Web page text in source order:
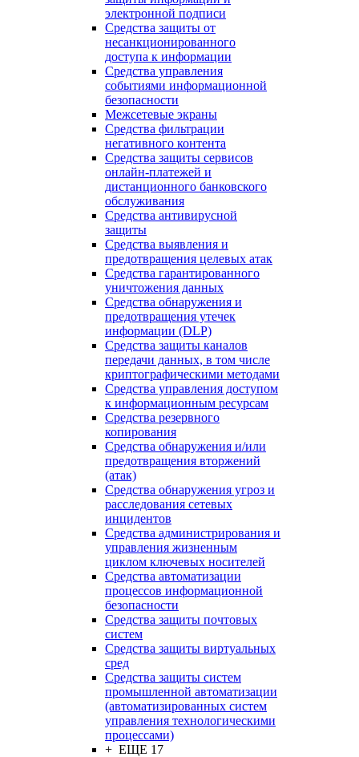
электронной подписи
Средства защиты от
несанкционированного
доступа к информации
Средства управления
событиями информационной
безопасности
Межсетевые экраны
Средства фильтрации
негативного контента
Средства защиты сервисов
онлайн-платежей и
дистанционного банковского
обслуживания
Средства антивирусной
защиты
Средства выявления и
предотвращения целевых атак
Средства гарантированного
уничтожения данных
Средства обнаружения и
предотвращения утечек
информации (DLP)
Средства защиты каналов
передачи данных, в том числе
криптографическими методами
Средства управления доступом
к информационным ресурсам
Средства резервного
копирования
Средства обнаружения и/или
предотвращения вторжений
(атак)
Средства обнаружения угроз и
расследования сетевых
инцидентов
Средства администрирования и
управления жизненным
циклом ключевых носителей
Средства автоматизации
процессов информационной
безопасности
Средства защиты почтовых
систем
Средства защиты виртуальных
сред
Средства защиты систем
промышленной автоматизации
(автоматизированных систем
управления технологическими
процессами)
+ ЕЩЕ 17